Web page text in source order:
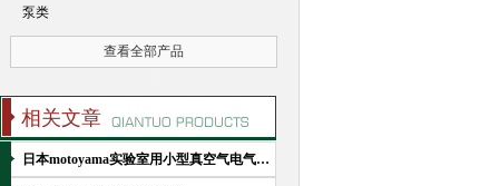
泵类
查看全部产品
相关文章
日本motoyama实验室用小型真空气电气炉HV-13C